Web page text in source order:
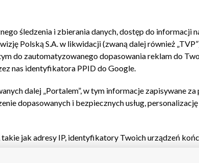
Pomoc Biuro reklamy Kontakt
śledzenia i zbierania danych, dostęp do informacji
Polską S.A. w likwidacji (zwaną dalej również
do zautomatyzowanego dopasowania reklam do
nas identyfikatora PPID do Google.
dalej „Portalem”, w tym informacje zapisywane
dopasowanych i bezpiecznych usług,
takie jak adresy IP, identyfikatory Twoich urządzeń